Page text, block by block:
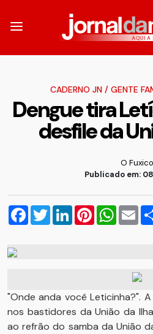
CADERNO JN / GENTE
Dengue tira
desfile da
O Fuxico
Publicado em:
Facebook
TwitterLinkedInPinterest
"Onde anda você Leticinha?".
nos bastidores da União da
ao refrão do samba da União